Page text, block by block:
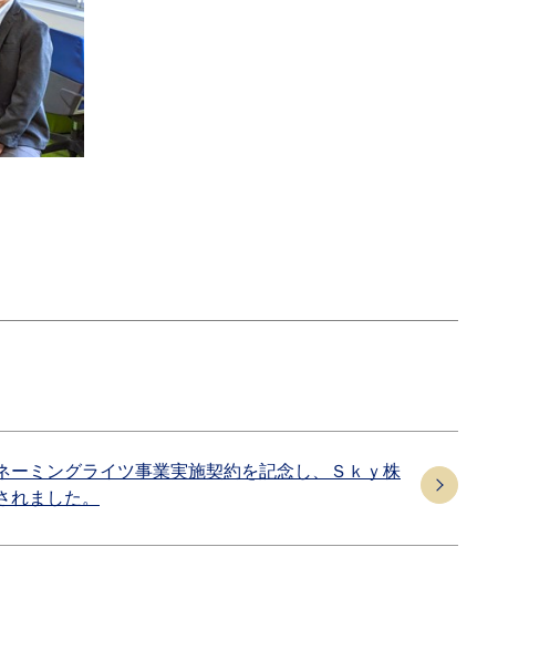
ーミングライツ事業実施契約を記念し、Ｓｋｙ株
ました。